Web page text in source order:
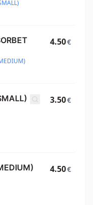
4.50€
3.50€
4.50€